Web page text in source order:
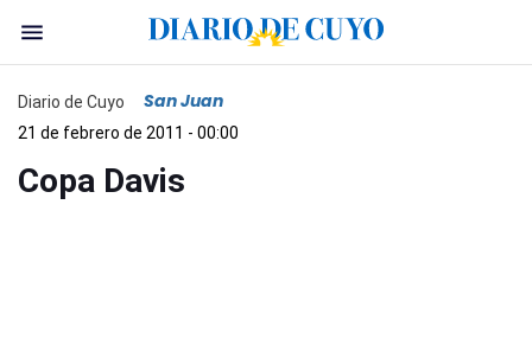
Diario de Cuyo San Juan
21 de febrero de 2011 - 00:00
Copa Davis